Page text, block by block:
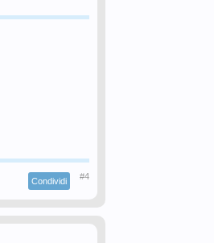
Condividi #4